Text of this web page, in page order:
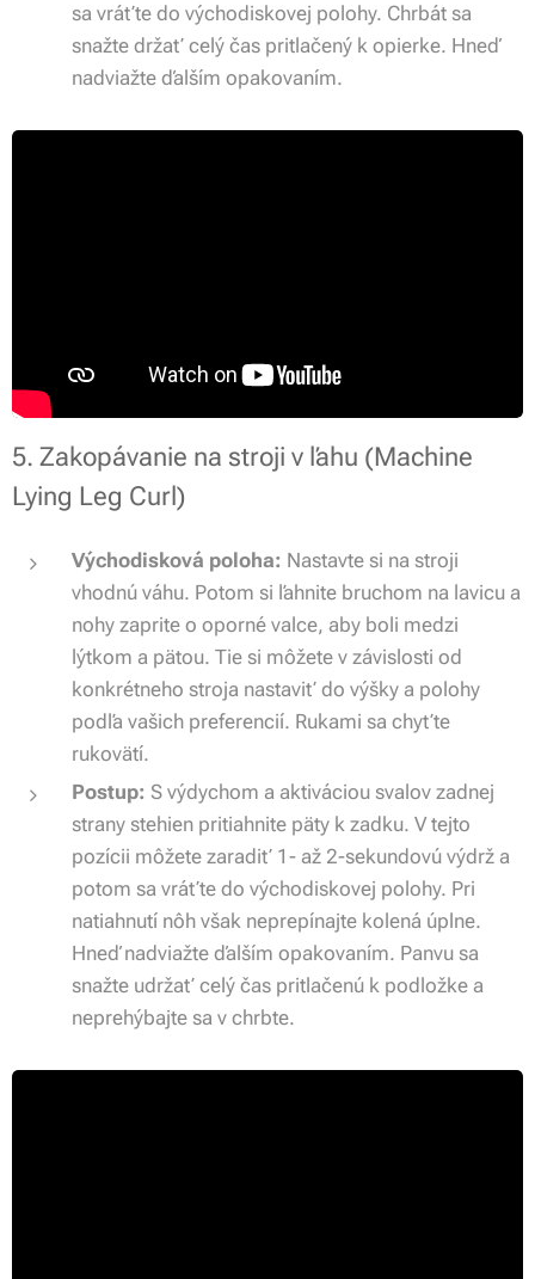
sa vráťte do východiskovej polohy. Chrbát sa
snažte držať celý čas pritlačený k opierke. Hneď
nadviažte ďalším opakovaním.
5. Zakopávanie na stroji v ľahu (Machine
Lying Leg Curl)
Východisková poloha: Nastavte si na stroji
vhodnú váhu. Potom si ľahnite bruchom na lavicu a
nohy zaprite o oporné valce, aby boli medzi
lýtkom a pätou. Tie si môžete v závislosti od
konkrétneho stroja nastaviť do výšky a polohy
podľa vašich preferencií. Rukami sa chyťte
rukovätí.
Postup: S výdychom a aktiváciou svalov zadnej
strany stehien pritiahnite päty k zadku. V tejto
pozícii môžete zaradiť 1- až 2-sekundovú výdrž a
potom sa vráťte do východiskovej polohy. Pri
natiahnutí nôh však neprepínajte kolená úplne.
Hneď nadviažte ďalším opakovaním. Panvu sa
snažte udržať celý čas pritlačenú k podložke a
neprehýbajte sa v chrbte.